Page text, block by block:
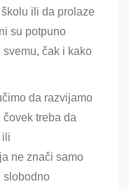
ili da prolaze
su potpuno
čak i kako
da razvijamo
treba da
ili
ne znači samo
slobodno